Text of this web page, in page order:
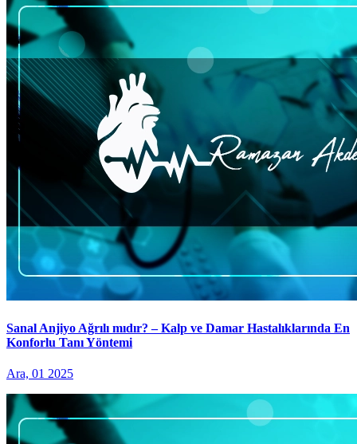
Sanal Anjiyo Ağrılı mıdır? – Kalp ve Damar Hastalıklarında En
Konforlu Tanı Yöntemi
Ara, 01 2025